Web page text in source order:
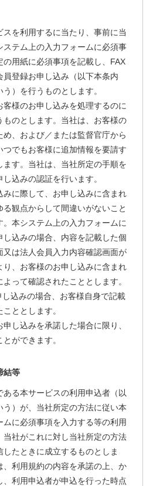
スを利用するに当たり、事前に当
テム上の入力フォームに必須事
用紙に必須事項を記載し、FAX
登録お申し込み（以下本条内
）を行うものとします。
客様のお申し込みを処理するのに
ものとします。当社は、お客様の
、および／または監督官庁から
でもお客様に追加情報を要請す
ます。当社は、当社所定の手順を
込みの認証を行います。
みに際して、お申し込みに含まれ
観点からして間違いがないこと
本システム上の入力フォームに
し込みの場合、内容を記載した個
又は法人会員入力内容確認画面が
、お客様のお申し込みに含まれ
って確認されたこととします。
込みの場合、お客様自身で記載
ととします。
し込みを承諾した場合に限り、
ができます。
結等
ある本サービスの利用申込者（以
）が、当社所定の方法に従い本
に必須事項を入力する等の利用
社がこれに対し当社所定の方法
たときに成立するものとしま
利用規約の内容を承諾の上、か
利用申込者が申込を行った時点